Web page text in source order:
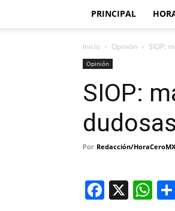
PRINCIPAL
Inicio Opinión SIOP:
Opinión
SIOP:
Por Redacción/HoraCeroMX
X